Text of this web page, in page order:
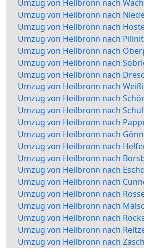
Umzug von Heilbronn nach
Umzug von Heilbronn nach
Umzug von Heilbronn nach
Umzug von Heilbronn nach
Umzug von Heilbronn nach
Umzug von Heilbronn nach
Umzug von Heilbronn nach
Umzug von Heilbronn nach
Umzug von Heilbronn nach
Umzug von Heilbronn nach
Umzug von Heilbronn nach
Umzug von Heilbronn nach
Umzug von Heilbronn nach
Umzug von Heilbronn nach
Umzug von Heilbronn nach
Umzug von Heilbronn nach
Umzug von Heilbronn nach
Umzug von Heilbronn nach
Umzug von Heilbronn nach
Umzug von Heilbronn nach
Umzug von Heilbronn nach